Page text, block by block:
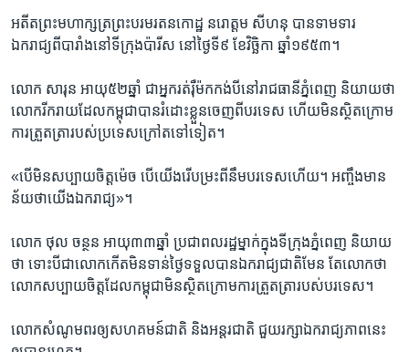
l
i
e
អតីត​ព្រះ​មហាក្សត្រ​ព្រះ​បរម​រតន​កោដ្ឋ ​នរោត្តម សីហនុ បាន​ទាម​ទារ​
ឯករាជ្យពី​បារាំង​នៅ​ទីក្រុង​ប៉ារីស នៅ​ថ្ងៃ​ទី៩ ​ខែវិច្ឆិកា ឆ្នាំ​១៩៥៣។
លោក​ សារុន អាយុ​៥២ឆ្នាំ​ ជា​អ្នក​រត់​រ៉ឺម៉ក​កង់​បី​នៅ​រាជធានី​ភ្នំពេញ និយាយ​ថា​
លោក​រីករាយ​ដែល​កម្ពុជា​បាន​រំដោះ​ខ្លួន​ចេញ​ពី​បរទេស ​ហើយ​មិន​ស្ថិត​ក្រោម​
ការ​ត្រួតត្រារបស់​ប្រទេស​ក្រៅ​តទៅទៀត។
​«បើ​មិន​សប្បាយ​ចិត្ត​ម៉េច​ បើ​យើង​រើ​បម្រះ​ពី​នឹម​បរទេស​ហើយ។ ​អញ្ចឹង​មាន​
ន័យ​ថា​យើង​ឯករាជ្យ»។
លោក​ ថុល ចន្ថន​ អាយុ​៣៣ឆ្នាំ ប្រជា​ពលរដ្ឋ​ម្នាក់​ក្នុង​ទីក្រុង​ភ្នំពេញ និយាយ​
ថា ​ទោះ​បី​ជា​លោក​កើត​មិន​ទាន់​ថ្ងៃ​ទទួល​បាន​ឯករាជ្យ​ជាតិ​មែន តែ​លោក​ថា​
លោក​សប្បាយ​ចិត្ត​ដែល​កម្ពុជា​មិន​ស្ថិត​ក្រោម​ការ​ត្រួតត្រា​របស់​បរទេស។
លោក​សំណូម​ពរ​ឲ្យ​សហគមន៍​ជាតិ​ និង​អន្តរជាតិ ជួយ​រក្សា​ឯករាជ្យ​ភាព​នេះ​